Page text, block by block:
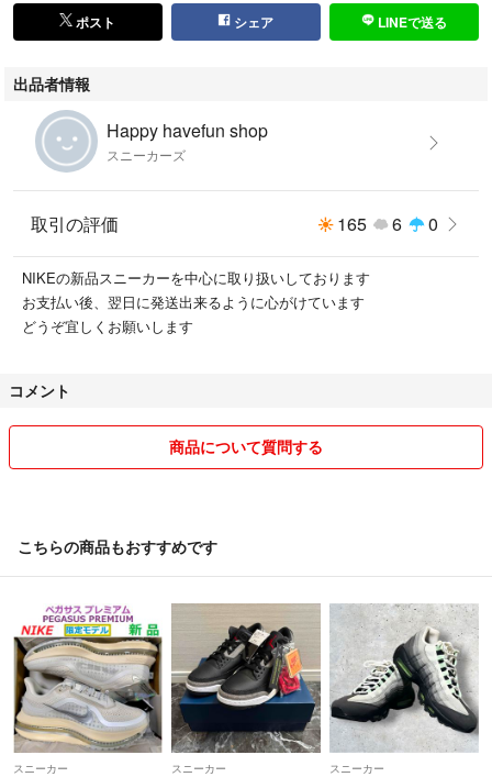
ポスト シェア LINEで送る
出品者情報
Happy havefun shop
スニーカーズ
取引の評価 165 6 0
NIKEの新品スニーカーを中心に取り扱いしております
お支払い後、翌日に発送出来るように心がけています
どうぞ宜しくお願いします
コメント
商品について質問する
こちらの商品もおすすめです
スニーカー スニーカー スニーカー